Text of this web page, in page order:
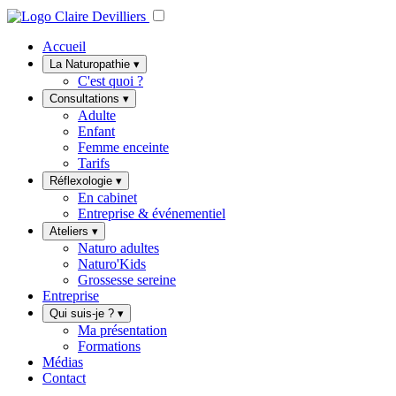
Accueil
La Naturopathie ▾
C'est quoi ?
Consultations ▾
Adulte
Enfant
Femme enceinte
Tarifs
Réflexologie ▾
En cabinet
Entreprise & événementiel
Ateliers ▾
Naturo adultes
Naturo'Kids
Grossesse sereine
Entreprise
Qui suis-je ? ▾
Ma présentation
Formations
Médias
Contact